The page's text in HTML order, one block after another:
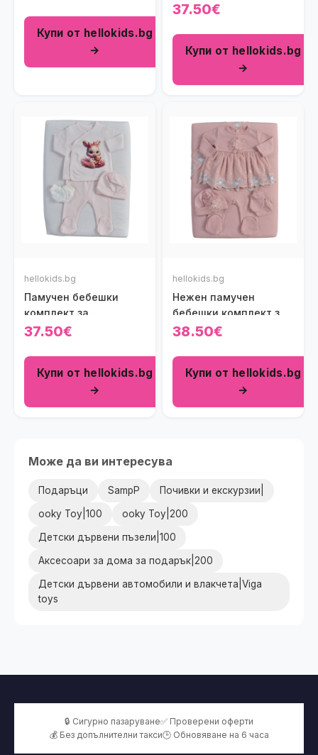
светлорозово на
райенца (7 части)
Купи от hellokids.bg
→
изписване Bambi &
37.50€
Купи от hellokids.bg
→
hellokids.bg
Памучен бебешки
комплект за
изписване Зайче
светлорозово на
райенца (7 части)
37.50€
Купи от hellokids.bg
→
hellokids.bg
Нежен памучен
бебешки комплект за
изписване с рокличка
части)
38.50€
Купи от hellokids.bg
→
Може да ви интересува
Подаръци SampP Почивки и екскурзии|
ooky Toy|100 ooky Toy|200
Детски дървени пъзели|100
Аксесоари за дома за подарък|200
Детски дървени автомобили и влакчета|Viga
toys
🔒 Сигурно пазаруване✅ Проверени оферти
💰 Без допълнителни такси🕒 Обновяване на 6 часа